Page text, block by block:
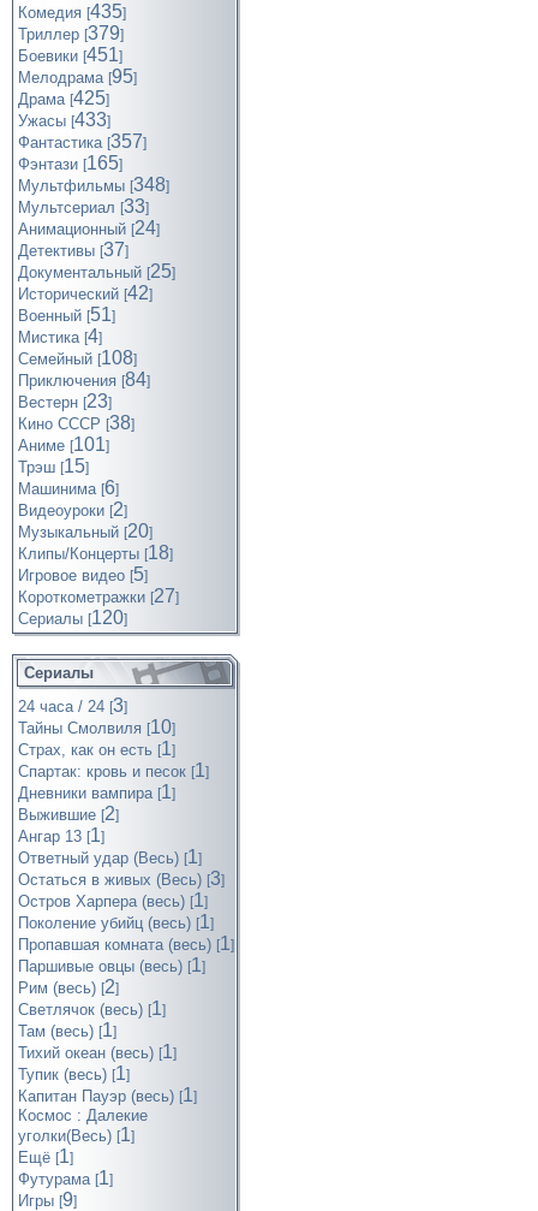
Комедия [435]
Триллер [379]
Боевики [451]
Мелодрама [95]
Драма [425]
Ужасы [433]
Фантастика [357]
Фэнтази [165]
Мультфильмы [348]
Мультсериал [33]
Анимационный [24]
Детективы [37]
Документальный [25]
Исторический [42]
Военный [51]
Мистика [4]
Семейный [108]
Приключения [84]
Вестерн [23]
Кино СССР [38]
Аниме [101]
Трэш [15]
Машинима [6]
Видеоуроки [2]
Музыкальный [20]
Клипы/Концерты [18]
Игровое видео [5]
Короткометражки [27]
Cериалы [120]
Сериалы
24 часа / 24 [3]
Тайны Смолвиля [10]
Страх, как он есть [1]
Спартак: кровь и песок [1]
Дневники вампира [1]
Выжившие [2]
Ангар 13 [1]
Ответный удар (Весь) [1]
Остаться в живых (Весь) [3]
Остров Харпера (весь) [1]
Поколение убийц (весь) [1]
Пропавшая комната (весь) [1]
Паршивые овцы (весь) [1]
Рим (весь) [2]
Светлячок (весь) [1]
Там (весь) [1]
Тихий океан (весь) [1]
Тупик (весь) [1]
Капитан Пауэр (весь) [1]
Космос : Далекие
уголки(Весь) [1]
Ещё [1]
Футурама [1]
Игры [9]